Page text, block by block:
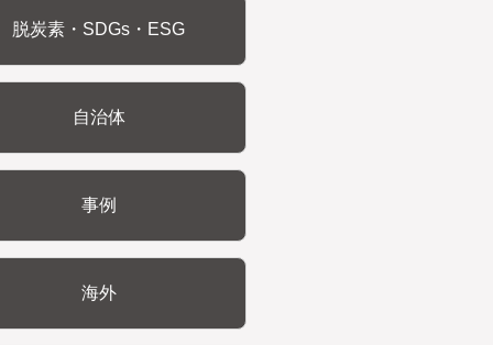
脱炭素・SDGs・ESG
自治体
事例
海外